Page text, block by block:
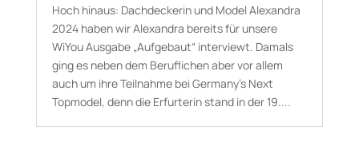
Hoch hinaus: Dachdeckerin und Model Alexandra
2024 haben wir Alexandra bereits für unsere
WiYou Ausgabe „Aufgebaut“ interviewt. Damals
ging es neben dem Beruflichen aber vor allem
auch um ihre Teilnahme bei Germany’s Next
Topmodel, denn die Erfurterin stand in der 19....